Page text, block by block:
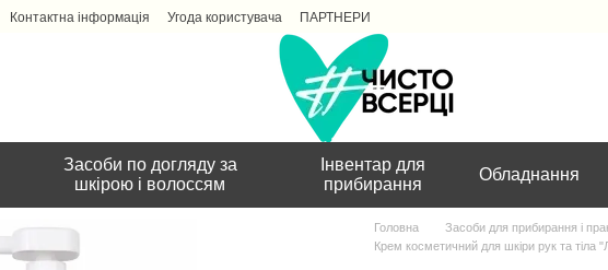
Контактна інформація Угода користувача ПАРТНЕРИ
Засоби по догляду за
шкірою і волоссям
Інвентар для
прибирання
Обладнання
Головна Засоби для прибирання і
Крем косметичний для шкіри рук та